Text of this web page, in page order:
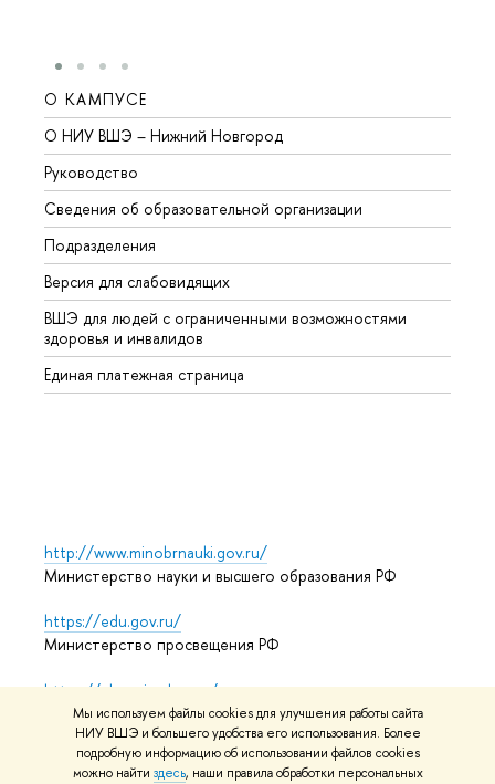
Мы используем файлы cookies для улучшения работы сайта
НИУ ВШЭ и большего удобства его использования. Более
подробную информацию об использовании файлов cookies
можно найти здесь, наши правила обработки персональных
О КАМПУСЕ
О НИУ ВШЭ – Нижний Новгород
Руководство
Сведения об образовательной организации
Подразделения
Версия для слабовидящих
ВШЭ для людей с ограниченными возможностями
здоровья и инвалидов
Единая платежная страница
http://www.minobrnauki.gov.ru/
Министерство науки и высшего образования РФ
https://edu.gov.ru/
Министерство просвещения РФ
https://elearning.hse.ru/mooc
Массовые открытые онлайн-курсы